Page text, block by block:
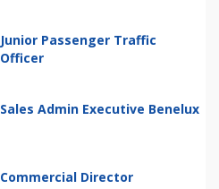
Junior Passenger Traffic
Officer
Sales Admin Executive Benelux
Commercial Director